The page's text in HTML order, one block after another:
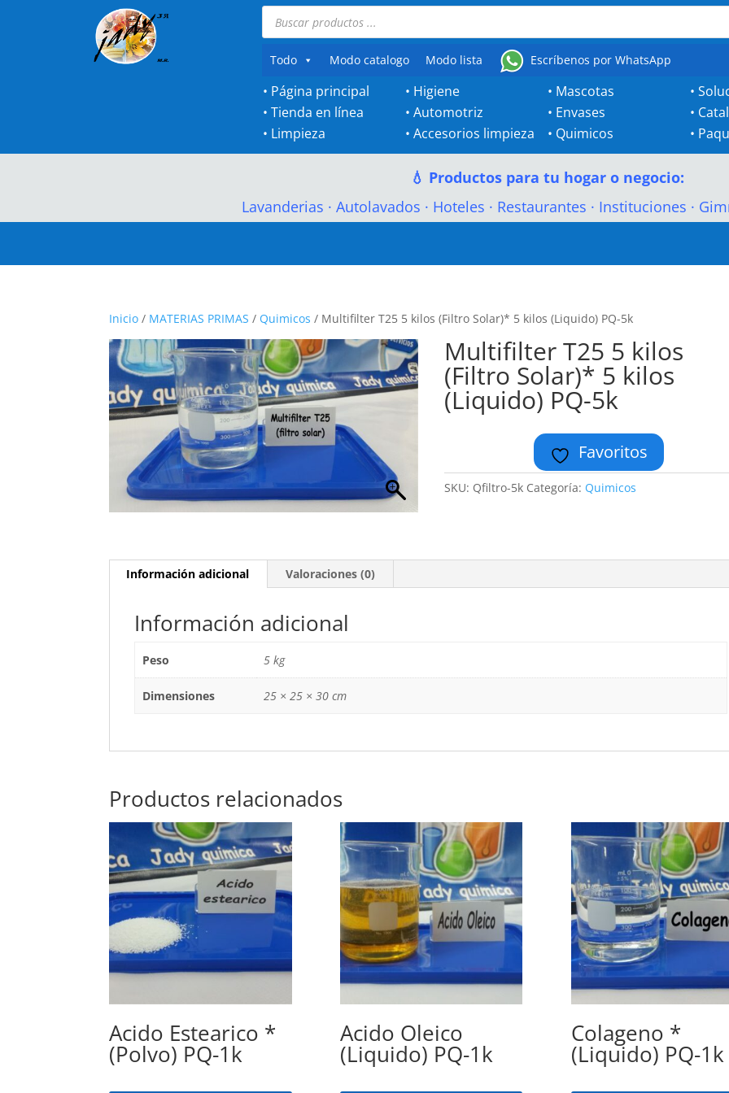
Búsqueda
productos
Todo
Modo catalogo Modo lista Escríbenos por WhatsApp
• Página principal
•Tienda en línea
• Limpieza
• Higiene
•Automotriz
•Accesorios limpieza
• Mascotas
• Envases
• Quimicos
•
•
•
💧 Productos para tu hogar o negocio:
Lavanderias · Autolavados · Hoteles · Restaurantes · Instituciones ·
Inicio / MATERIAS PRIMAS / Quimicos / Multifilter T25 5 kilos (Filtro Solar)* 5 kilos (Liquido) PQ-5k
Multifilter T25 5 kilos
(Filtro Solar)* 5 kilos
(Liquido) PQ-5k
Favoritos
SKU: Qfiltro-5k Categoría: Quimicos
Información adicional Valoraciones (0)
Información adicional
Peso 5 kg
Dimensiones 25 × 25 × 30 cm
Productos relacionados
Acido Estearico *
(Polvo) PQ-1k
Acido Oleico
(Liquido) PQ-1k
Colageno *
(Liquido) PQ-1k